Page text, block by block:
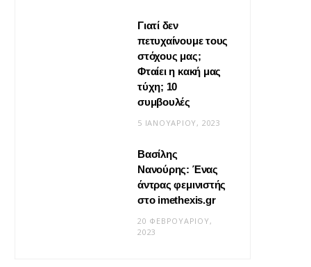
ΣΧΈΣΕΙΣ
Η φροντίδα δεν είναι «δώσ’ το
Γιατί δεν
πετυχαίνουμε τους
στόχους μας;
Φταίει η κακή μας
τύχη; 10
συμβουλές
5 ΙΑΝΟΥΑΡΊΟΥ, 2023
Βασίλης
Νανούρης: Ένας
άντρας φεμινιστής
στο imethexis.gr
20 ΦΕΒΡΟΥΑΡΊΟΥ,
2023